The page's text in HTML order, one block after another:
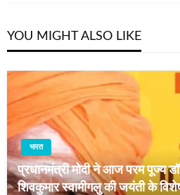
YOU MIGHT ALSO LIKE
भारत
प्रधानमंत्री मोदी ने आज परम पूज्य
शिवकुमार स्वामीगलु की जयंती के